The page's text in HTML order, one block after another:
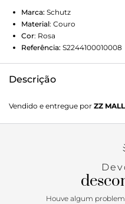
Marca: Schutz
Material: Couro
Cor: Rosa
Referência: S2244100010008
Descrição
une o charme retrô aos
tradicional. O bico redondo
um toque feminino e
Vendido e entregue por ZZ MALL
Houve algum